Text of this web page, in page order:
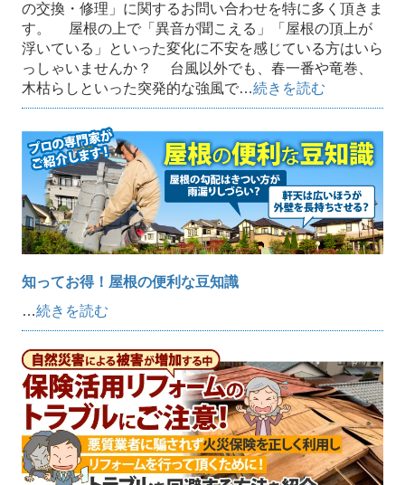
の交換・修理」に関するお問い合わせを特に多く頂きま
す。 屋根の上で「異音が聞こえる」「屋根の頂上が
浮いている」といった変化に不安を感じている方はいら
っしゃいませんか？ 台風以外でも、春一番や竜巻、
木枯らしといった突発的な強風で…続きを読む
知ってお得！屋根の便利な豆知識
…続きを読む